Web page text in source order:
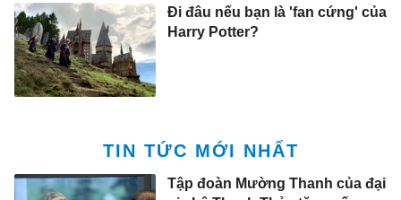
Đi đâu nếu bạn là 'fan cứng' của
Harry Potter?
TIN TỨC MỚI NHẤT
Tập đoàn Mường Thanh của đại